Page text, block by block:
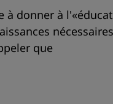
à donner à
que